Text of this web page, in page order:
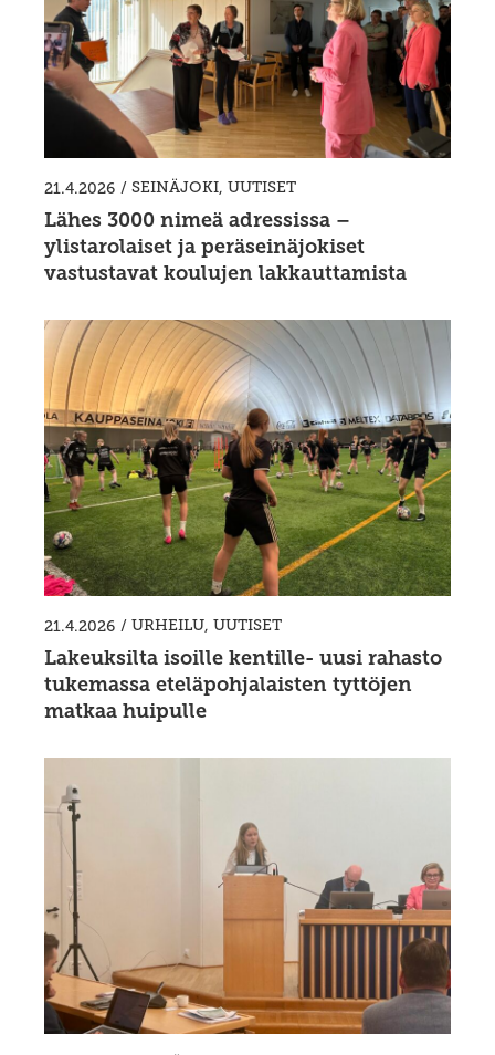
21.4.2026 / SEINÄJOKI, UUTISET
Lähes 3000 nimeä adressissa –
ylistarolaiset ja peräseinäjokiset
vastustavat koulujen lakkauttamista
21.4.2026 / URHEILU, UUTISET
Lakeuksilta isoille kentille- uusi rahasto
tukemassa eteläpohjalaisten tyttöjen
matkaa huipulle